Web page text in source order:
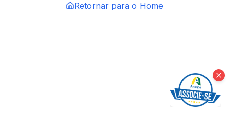
Retornar para o Home